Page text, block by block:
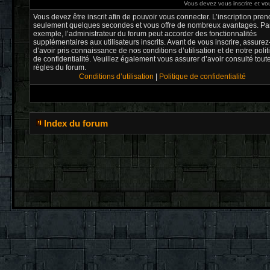
Vous devez vous inscrire et
Vous devez être inscrit afin de pouvoir vous connecter. L’inscription
seulement quelques secondes et vous offre de nombreux avantages.
exemple, l’administrateur du forum peut accorder des fonctionnalités
supplémentaires aux utilisateurs inscrits. Avant de vous inscrire,
d’avoir pris connaissance de nos conditions d’utilisation et de notre
de confidentialité. Veuillez également vous assurer d’avoir consulté
règles du forum.
Conditions d’utilisation
Politique de confidentialité
Index du forum